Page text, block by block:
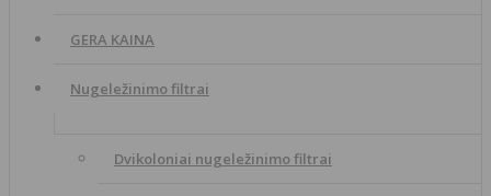
GERA KAINA
Nugeležinimo filtrai
Dvikoloniai nugeležinimo filtrai